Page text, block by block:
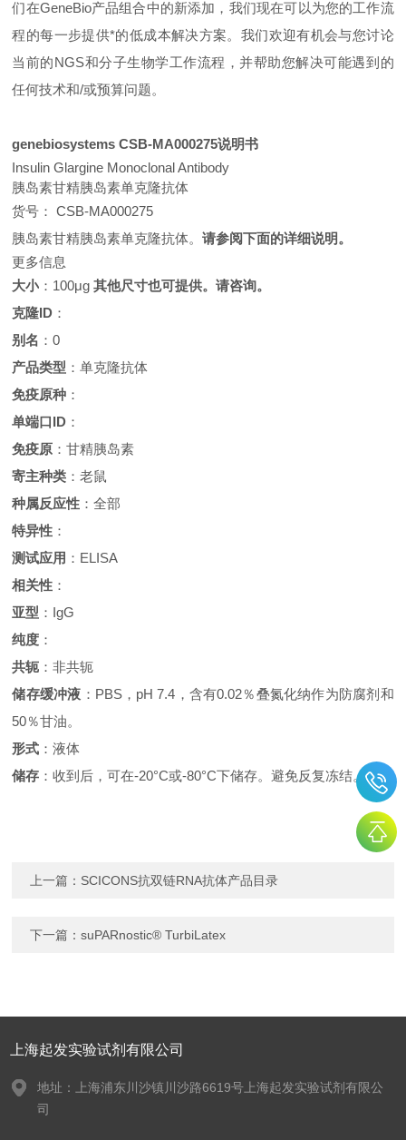
们在GeneBio产品组合中的新添加，我们现在可以为您的工作流
程的每一步提供*的低成本解决方案。我们欢迎有机会与您讨论
当前的NGS和分子生物学工作流程，并帮助您解决可能遇到的
任何技术和/或预算问题。
genebiosystemsCSB-MA000275说明书
Insulin Glargine Monoclonal Antibody
胰岛素甘精胰岛素单克隆抗体
货号：CSB-MA000275
胰岛素甘精胰岛素单克隆抗体。请参阅下面的详细说明。
更多信息
大小 ：100μg其他尺寸也可提供。请咨询。
克隆ID ：
别名 ：0
产品类型 ：单克隆抗体
免疫原种 ：
单端口ID ：
免疫原 ：甘精胰岛素
寄主种类 ：老鼠
种属反应性 ：全部
特异性 ：
测试应用 ：ELISA
相关性 ：
亚型 ：IgG
纯度 ：
共轭 ：非共轭
储存缓冲液 ：PBS，pH 7.4，含有0.02％叠氮化纳作为防腐剂和
50％甘油。
形式 ：液体
储存 ：收到后，可在-20°C或-80°C下储存。避免反复冻结。
上一篇： SCICONS抗双链RNA抗体产品目录
下一篇：suPARnostic® TurbiLatex
上海起发实验试剂有限公司
地址：上海浦东川沙镇川沙路6619号上海起发实验试剂有限公
司